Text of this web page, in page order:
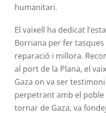
humanitari.
El vaixell ha dedicat
Borriana per fer
reparació i millora.
al port de la Plana, el
Gaza on va ser
perpetrant amb el poble
tornar de Gaza, va